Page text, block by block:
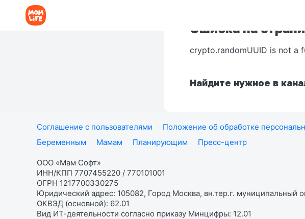
Ошибка на
crypto.randomUUID is not a
Найдите нужное в
Соглашение с пользователями Положение об обработке
Беременным
Мамам Планирующим Пресс-центр
ООО «Мам Софт»
ИНН/КПП 7707455220 / 770101001
ОГРН 1217700330275
Юридический адрес: 105082, Город Москва, вн.тер.г. муниципальный
ОКВЭД (основной): 62.01
Вид ИТ-деятельности согласно приказу Минцифры: 12.01